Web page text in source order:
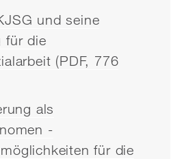
und seine
für die
(PDF, 776
als
-
für die